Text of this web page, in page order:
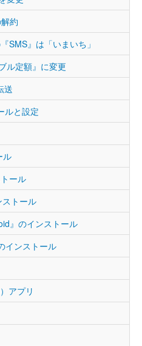
約
SMS』は「いまいち」
ル定額』に変更
送
ルと設定
ル
ール
ストール
』のインストール
インストール
アプリ